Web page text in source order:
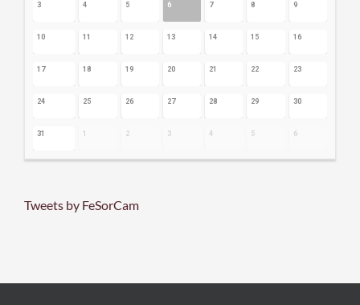
3 4 5 6 7 8 9
10 11 12 13 14 15 16
17 18 19 20 21 22 23
24 25 26 27 28 29 30
31 1 2 3 4 5 6
Tweets by FeSorCam